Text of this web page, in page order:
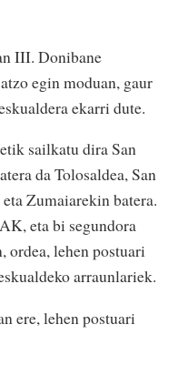
III. Donibane
egin moduan, gaur
ekarri dute.
sailkatu dira San
da Tolosaldea, San
Zumaiarekin batera.
eta bi segundora
ordea, lehen postuari
arraunlariek.
ere, lehen postuari